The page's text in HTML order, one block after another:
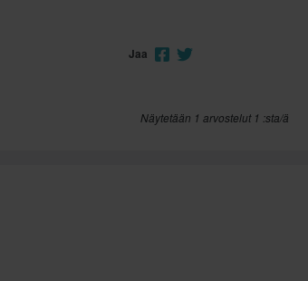
Jaa
Näytetään 1 arvostelut 1 :sta/ä